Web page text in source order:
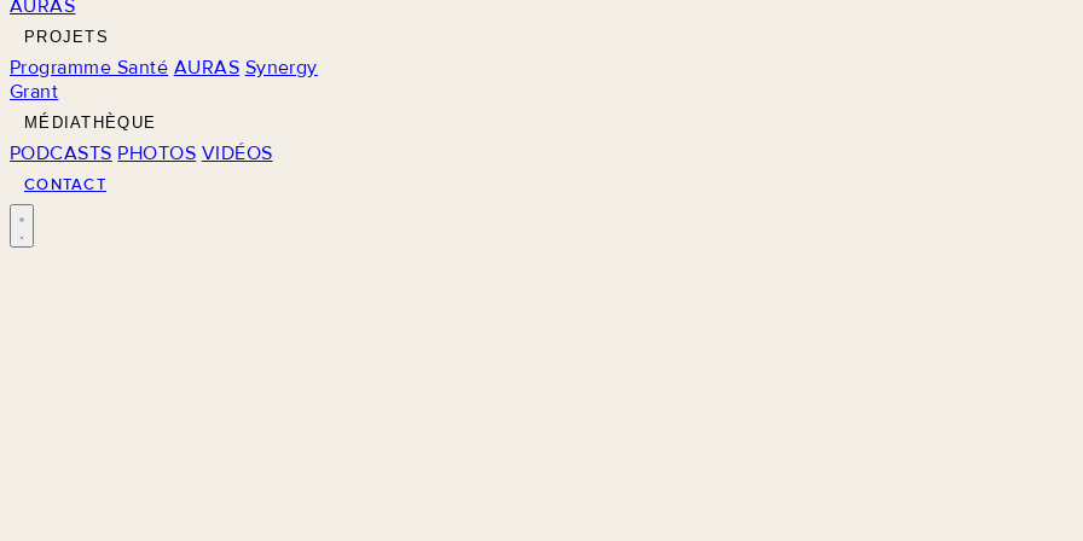
AURAS
PROJETS
Programme Santé AURAS Synergy
Grant
MÉDIATHÈQUE
PODCASTS PHOTOS VIDÉOS
CONTACT